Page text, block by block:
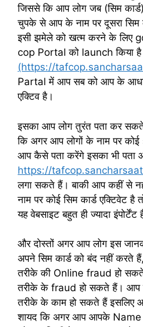
जिससे कि आप लोग जब (सिम
चुपके से आप के नाम पर दूसरा सिम
इसी झमेले को खत्म करने के लिए
cop Portal को launch किया है
(https://
Partal में आप सब को आप के आधार
एक्टिव है।
इसका आप लोग तुरंत पता कर
कि अगर आप लोगों के नाम पर
आप कैसे पता करेंगे इसका भी
https://
लगा सकते हैं। बाकी आप कहीं से
नाम पर कोई सिम कार्ड एक्टिवेट है
यह वेबसाइट बहुत ही ज्यादा इंपोर्टेंट
और दोस्तों अगर आप लोग इस
अपने सिम कार्ड को बंद नहीं करते
तरीके की Online fraud हो
तरीके के fraud हो सकते हैं। आप
तरीके के काम हो सकते हैं इसलिए
शायद कि अगर आप आपके Name